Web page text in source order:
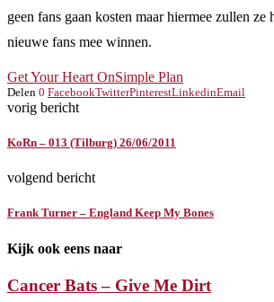
geen fans gaan kosten maar hiermee zullen ze
nieuwe fans mee winnen.
Get Your Heart OnSimple Plan
Delen 0 FacebookTwitterPinterestLinkedinEmail
vorig bericht
KoRn – 013 (Tilburg) 26/06/2011
volgend bericht
Frank Turner – England Keep My Bones
Kijk ook eens naar
Cancer Bats – Give Me Dirt